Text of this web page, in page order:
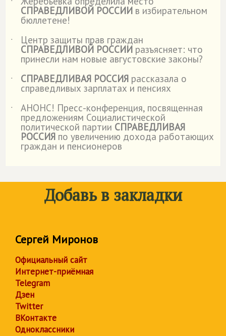
˙
СПРАВЕДЛИВОЙ РОССИИ в избирательном
бюллетене!
˙
Центр защиты прав граждан
СПРАВЕДЛИВОЙ РОССИИ разъясняет: что
принесли нам новые августовские законы?
˙
СПРАВЕДЛИВАЯ РОССИЯ рассказала о
справедливых зарплатах и пенсиях
˙
АНОНС! Пресс-конференция, посвященная
предложениям Социалистической
политической партии СПРАВЕДЛИВАЯ
РОССИЯ по увеличению дохода работающих
граждан и пенсионеров
Добавь в закладки
Сергей Миронов
Официальный сайт
Интернет-приёмная
Telegram
Дзен
Twitter
ВКонтакте
Одноклассники